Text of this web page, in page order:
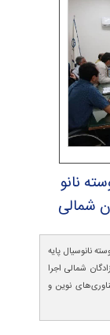
نانو
شمالی
نانوسیال پایه
شمالی اجرا
نوین و